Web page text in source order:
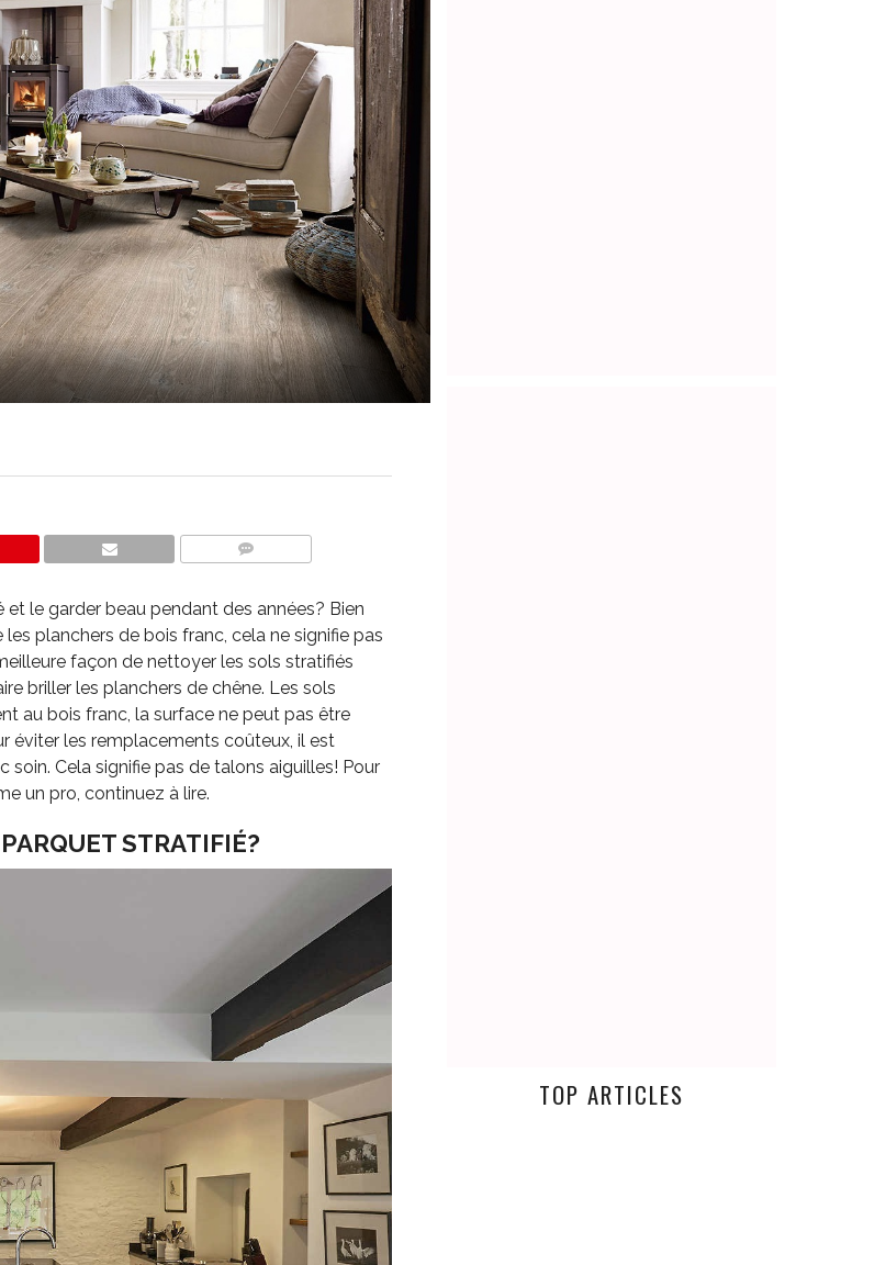
le garder beau pendant des années? Bien
planchers de bois franc, cela ne signifie pas
façon de nettoyer les sols stratifiés
briller les planchers de chêne. Les sols
au bois franc, la surface ne peut pas être
éviter les remplacements coûteux, il est
soin. Cela signifie pas de talons aiguilles! Pour
un pro, continuez à lire.
STRATIFIÉ?
TOP ARTICLES